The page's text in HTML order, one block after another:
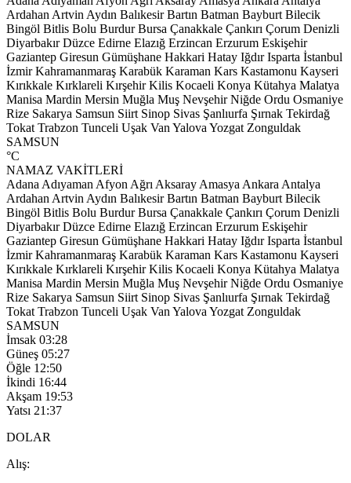
ArdahanArtvinAydın Balıkesir Bartın Batman Bayburt Bilecik
Bingöl Bitlis Bolu Burdur Bursa Çanakkale Çankırı Çorum Denizli
Diyarbakır Düzce Edirne Elazığ Erzincan Erzurum Eskişehir
Gaziantep Giresun Gümüşhane Hakkari Hatay Iğdır Isparta İstanbul
İzmir Kahramanmaraş Karabük Karaman Kars Kastamonu Kayseri
Kırıkkale Kırklareli Kırşehir Kilis Kocaeli Konya Kütahya Malatya
Manisa Mardin Mersin Muğla Muş Nevşehir Niğde Ordu Osmaniye
Rize Sakarya Samsun Siirt Sinop Sivas Şanlıurfa Şırnak Tekirdağ
Tokat Trabzon Tunceli Uşak VanYalovaYozgat Zonguldak
SAMSUN
°C
NAMAZ VAKİTLERİ
AdanaAdıyamanAfyonAğrıAksarayAmasyaAnkaraAntalya
ArdahanArtvinAydın Balıkesir Bartın Batman Bayburt Bilecik
Bingöl Bitlis Bolu Burdur Bursa Çanakkale Çankırı Çorum Denizli
Diyarbakır Düzce Edirne Elazığ Erzincan Erzurum Eskişehir
Gaziantep Giresun Gümüşhane Hakkari Hatay Iğdır Isparta İstanbul
İzmir Kahramanmaraş Karabük Karaman Kars Kastamonu Kayseri
Kırıkkale Kırklareli Kırşehir Kilis Kocaeli Konya Kütahya Malatya
Manisa Mardin Mersin Muğla Muş Nevşehir Niğde Ordu Osmaniye
Rize Sakarya Samsun Siirt Sinop Sivas Şanlıurfa Şırnak Tekirdağ
Tokat Trabzon Tunceli Uşak VanYalovaYozgat Zonguldak
SAMSUN
İmsak 03:28
Güneş 05:27
Öğle 12:50
İkindi 16:44
Akşam 19:53
Yatsı 21:37
DOLAR
Alış: